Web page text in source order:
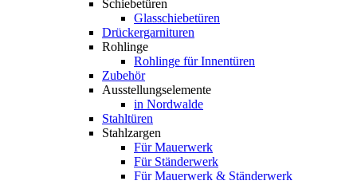
Schiebetüren
Glasschiebetüren
Drückergarnituren
Rohlinge
Rohlinge für Innentüren
Zubehör
Ausstellungselemente
in Nordwalde
Stahltüren
Stahlzargen
Für Mauerwerk
Für Ständerwerk
Für Mauerwerk & Ständerwerk